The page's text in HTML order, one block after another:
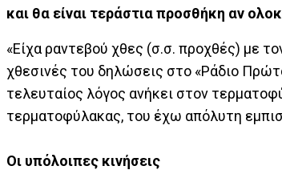
και θα είναι τεράστια προσθήκη αν
«Είχα ραντεβού χθες (σ.σ. προχθές) με
χθεσινές του δηλώσεις στο «Ράδιο
τελευταίος λόγος ανήκει στον
τερματοφύλακας, του έχω απόλυτη
Οι υπόλοιπες κινήσεις